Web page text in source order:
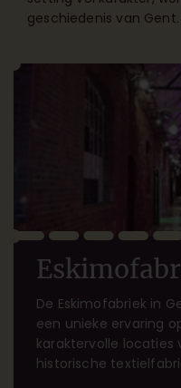
geschiedenis van Gent.
De Eskimofabriek in
een unieke ervaring
karaktervolle locaties
historische